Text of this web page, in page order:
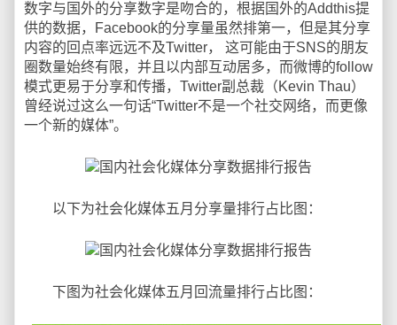
数字与国外的分享数字是吻合的，根据国外的Addthis提
供的数据，Facebook的分享量虽然排第一，但是其分享
内容的回点率远远不及Twitter， 这可能由于SNS的朋友
圈数量始终有限，并且以内部互动居多，而微博的follow
模式更易于分享和传播，Twitter副总裁（Kevin Thau）
曾经说过这么一句话“Twitter不是一个社交网络，而更像
一个新的媒体”。
以下为社会化媒体五月分享量排行占比图：
下图为社会化媒体五月回流量排行占比图：